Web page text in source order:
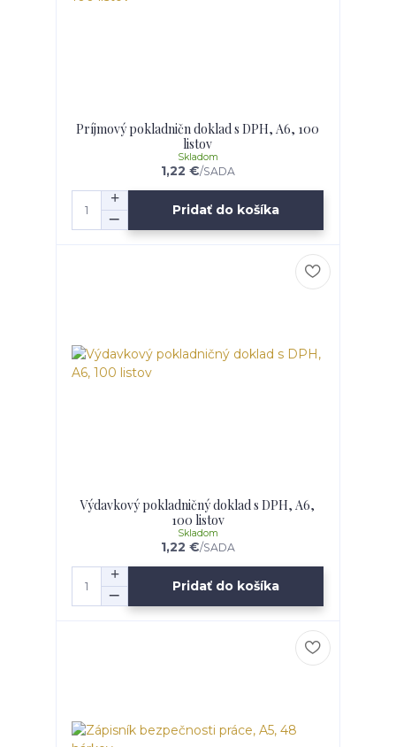
Príjmový pokladničn doklad s DPH, A6, 100
listov
1,22 €/SADA
Skladom
Pridať do košíka
Výdavkový pokladničný doklad s DPH, A6,
100 listov
1,22 €/SADA
Skladom
Pridať do košíka